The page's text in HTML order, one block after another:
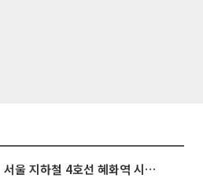
전장연, 오늘(10일) 서울 지하철 4호선 혜화역 시위…1호선 용산역 무정차